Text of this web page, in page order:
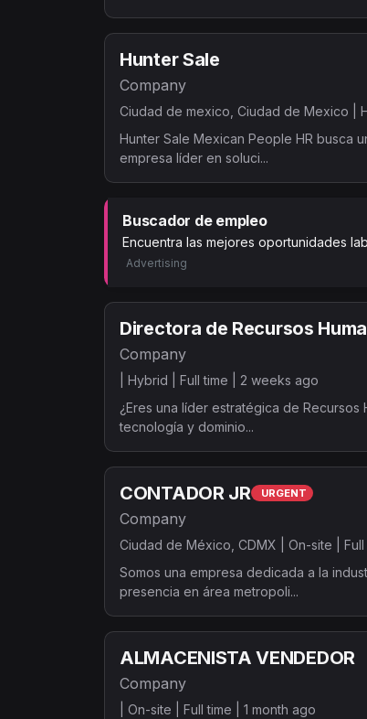
Hunter Sale
Company
Ciudad de mexico, Ciudad de Mexico |
Hunter Sale Mexican People HR busca
empresa líder en soluci...
Buscador de empleo
Encuentra las mejores oportunidades
Advertising
Directora de Recursos
Company
Hybrid | Full time | 2 weeks ago
¿Eres una líder estratégica de
tecnología y dominio...
CONTADOR JR URGENT
Company
Ciudad de México, CDMX | On-site | Full
Somos una empresa dedicada a la
presencia en área metropoli...
ALMACENISTA VENDEDOR
Company
On-site | Full time | 1 month ago